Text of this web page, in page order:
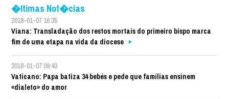
�ltimas Not�cias
2018-01-07 16:35
Viana: Transladação dos restos mortais do primeiro bispo marca
fim de uma etapa na vida da diocese
2018-01-07 09:43
Vaticano: Papa batiza 34 bebés e pede que famílias ensinem
«dialeto» do amor